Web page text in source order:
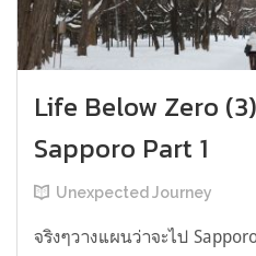
Life Below Zero
Sapporo Part 1
Unexpected Journey
จริงๆวางแผนว่าจะไป